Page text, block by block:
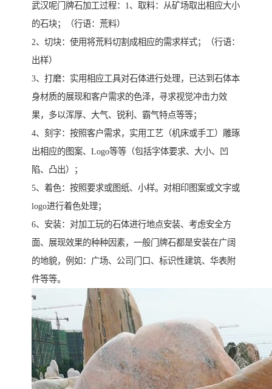
武汉呢门牌石加工过程：1、取料：从矿场取出相应大小
的石块；（行语：荒料）
2、切块：使用将荒料切割成相应的需求样式；（行语：
出样）
3、打磨：实用相应工具对石体进行处理，已达到石体本
身材质的展现和客户需求的色泽，寻求视觉冲击力效
果，多以浑厚、大气、锐利、霸气特点等等；
4、刻字：按照客户需求，实用工艺（机床或手工）雕琢
出相应的图案、Logo等等（包括字体要求、大小、凹
陷、凸出）；
5、着色：按照要求或图纸、小样。对相印图案或文字或
logo进行着色处理；
6、安装：对加工玩的石体进行地点安装、考虑安全方
面、展现效果的种种因素，一般门牌石都是安装在广阔
的地貌，例如：广场、公司门口、标识性建筑、华表附
件等等。